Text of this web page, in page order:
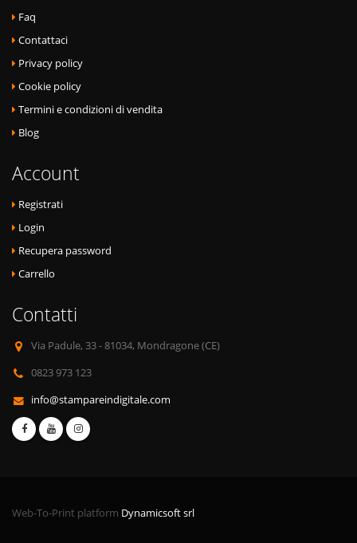
Faq
Contattaci
Privacy policy
Cookie policy
Termini e condizioni di vendita
Blog
Account
Registrati
Login
Recupera password
Carrello
Contatti
Via Padule, 33 - 81034, Mondragone (CE)
0823 973 123
info@stampareindigitale.com
Web-To-Print platform Dynamicsoft srl